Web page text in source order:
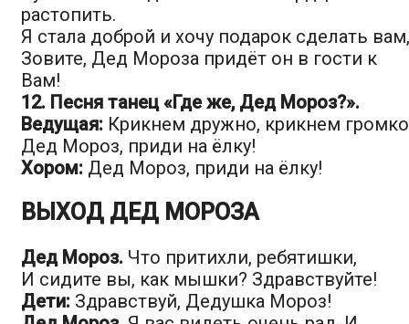
растопить.
Я стала доброй и хочу подарок сделать вам,
Зовите, Дед Мороза придёт он в гости к
Вам!
12. Песня танец «Где же, Дед Мороз?».
Ведущая: Крикнем дружно, крикнем
Дед Мороз, приди на ёлку!
Хором: Дед Мороз, приди на ёлку!
ВЫХОД ДЕД МОРОЗА
Дед Мороз. Что притихли, ребятишки,
И сидите вы, как мышки? Здравствуйте!
Дети: Здравствуй, Дедушка Мороз!